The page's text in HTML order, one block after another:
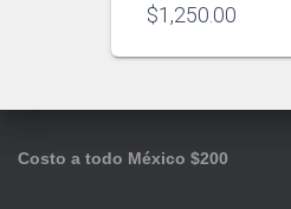
$1,250.00
Costo a todo México $200